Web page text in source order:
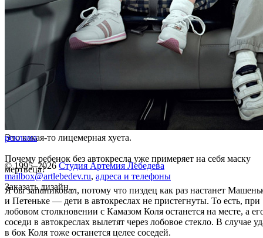
Это какая-то лицемерная хуета.
Почему ребенок без автокресла уже примеряет на себя маску
мертвеца?
Я бы запаниковал, потому что пиздец как раз настанет
и Петеньке — дети в автокреслах не пристегнуты. То есть, при
лобовом столкновении с Камазом Коля останется на месте, а
соседи в автокреслах вылетят через лобовое стекло. В случае
в бок Коля тоже останется целее соседей.
реклама
© 1995–2026 Студия Артемия Лебедева
mailbox@artlebedev.ru, адреса и телефоны
Заказать дизайн...